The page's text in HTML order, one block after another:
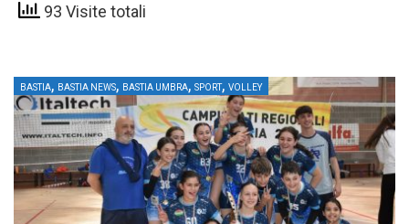
93 Visite totali
BASTIA, BASTIA NEWS, BASTIA UMBRA, SPORT, VOLLEY